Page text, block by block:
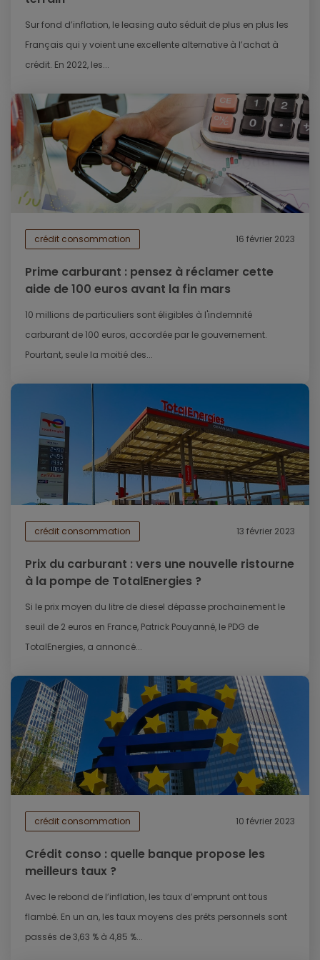
Sur fond d’inflation, le leasing auto séduit de plus en plus les
Français qui y voient une excellente alternative à l’achat à
crédit. En 2022, les...
crédit consommation 16 février 2023
Prime carburant : pensez à réclamer cette
aide de 100 euros avant la fin mars
10 millions de particuliers sont éligibles à l'indemnité
carburant de 100 euros, accordée par le gouvernement.
Pourtant, seule la moitié des...
crédit consommation 13 février 2023
Prix du carburant : vers une nouvelle ristourne
à la pompe de TotalEnergies ?
Si le prix moyen du litre de diesel dépasse prochainement le
seuil de 2 euros en France, Patrick Pouyanné, le PDG de
TotalEnergies, a annoncé...
crédit consommation 10 février 2023
Crédit conso : quelle banque propose les
meilleurs taux ?
Avec le rebond de l’inflation, les taux d’emprunt ont tous
flambé. En un an, les taux moyens des prêts personnels sont
passés de 3,63 % à 4,85 %...